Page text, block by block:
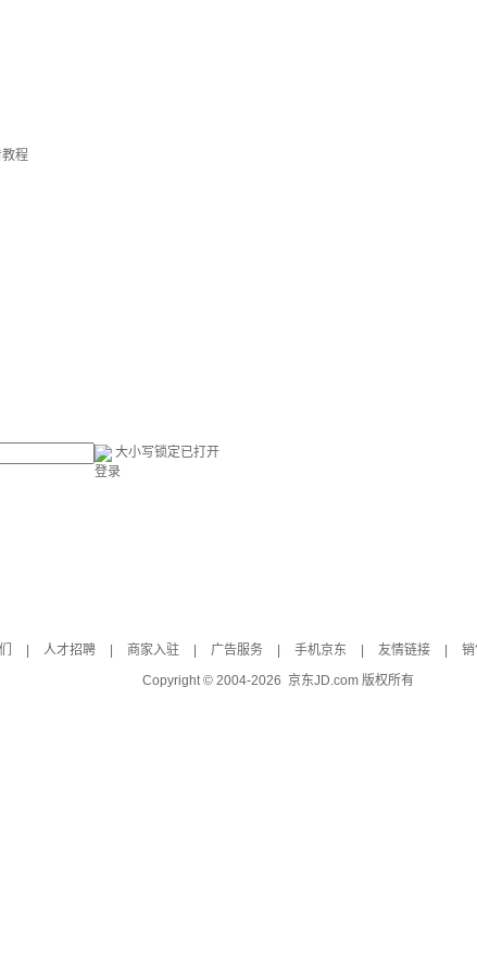
程
大小写锁定已打开
登录
人才招聘 商家入驻 广告服务 手机京东 友情链接 销
Copyright © 2004-2026 京东JD.com 版权所有